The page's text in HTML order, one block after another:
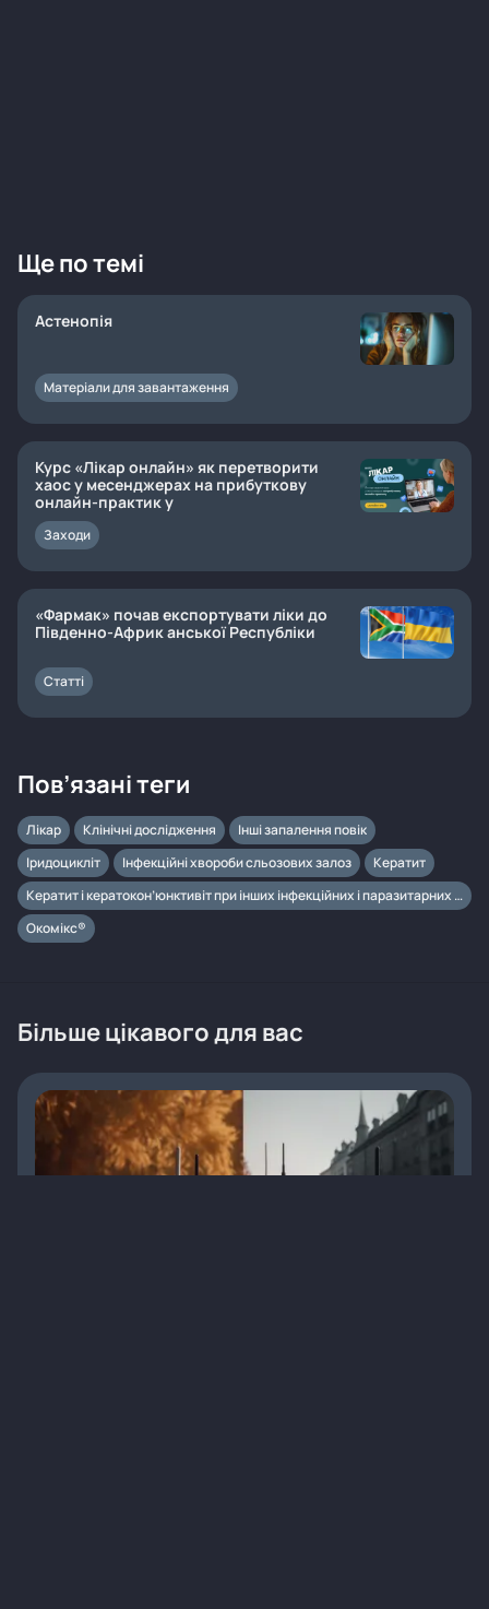
Ще по темі
Астенопія
Матеріали для завантаження
Курс «Лікар онлайн» як перетворити
хаос у месенджерах на прибуткову
онлайн-практик у
Заходи
«Фармак» почав експортувати ліки до
Південно-Африк анської Республіки
Статті
Пов’язані теги
Лікар Клінічні дослідження
Інші запалення повік
Іридоцикліт
Інфекційні хвороби сльозових залоз
Кератит
Кератит і кератокон’юнктивіт при інших інфекційних і паразитарних хворобах, класифікованих в інших рубриках
Окомікс®
Більше цікавого для вас